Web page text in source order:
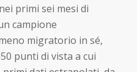
primi sei mesi di
campione
migratorio in sé,
punti di vista a cui